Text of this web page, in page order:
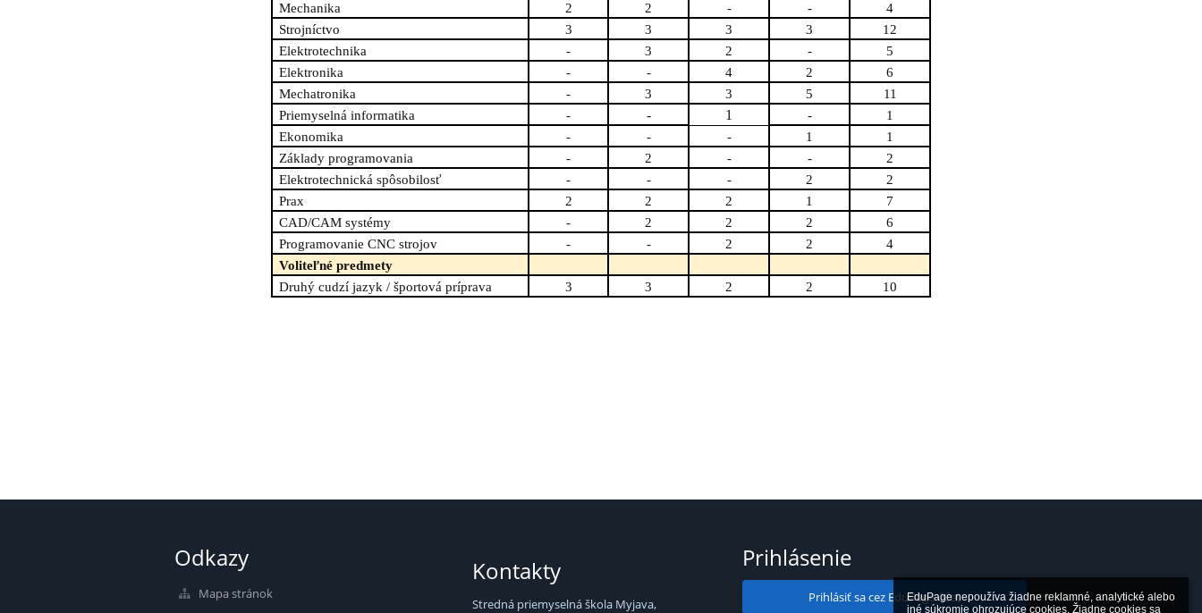
EduPage nepoužíva žiadne reklamné, analytické alebo
iné súkromie ohrozujúce cookies. Žiadne cookies sa
Mechanika
2 2 - -
4
Strojníctvo
3 3 3 3
12
Elektrotechnika
- 3 2 -
5
Elektronika
- - 4 2
6
Mechatronika
- 3 3 5
11
Priemyselná informatika
- - 1 -
1
Ekonomika
- - - 1
1
Základy programovania
- 2 - -
2
Elektrotechnická spôsobilosť
- - - 2
2
Prax
2 2 2 1
7
CAD/CAM systémy
- 2 2 2
6
Programovanie CNC strojov
- - 2 2
4
Voliteľné predmety
Druhý cudzí jazyk / športová príprava
3 3 2 2 10
Odkazy
Mapa stránok
Kontakty
Stredná priemyselná škola Myjava,
Prihlásenie
Prihlásiť sa cez EduPage účet